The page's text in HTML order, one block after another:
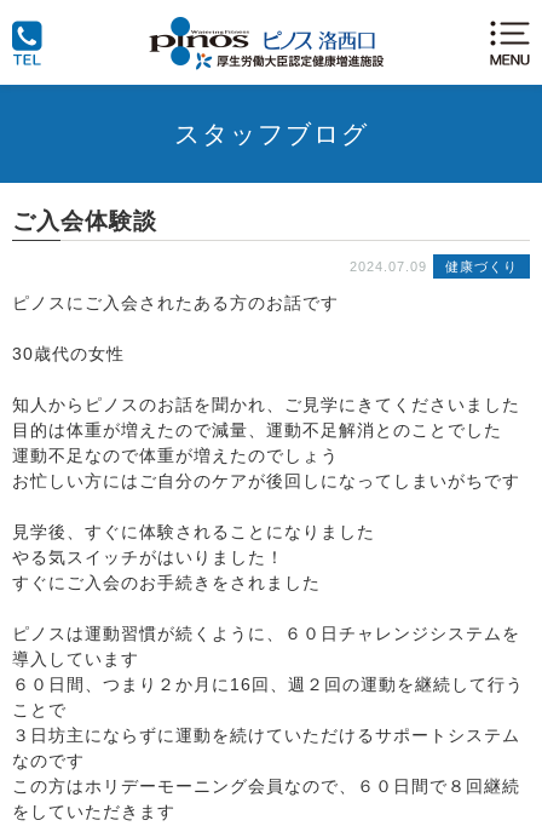
スタッフブログ
ご入会体験談
2024.07.09 健康づくり
ピノスにご入会されたある方のお話です
30歳代の女性
知人からピノスのお話を聞かれ、ご見学にきてくださいました
目的は体重が増えたので減量、運動不足解消とのことでした
運動不足なので体重が増えたのでしょう
お忙しい方にはご自分のケアが後回しになってしまいがちです
見学後、すぐに体験されることになりました
やる気スイッチがはいりました！
すぐにご入会のお手続きをされました
ピノスは運動習慣が続くように、６０日チャレンジシステムを
導入しています
６０日間、つまり２か月に16回、週２回の運動を継続して行う
ことで
３日坊主にならずに運動を続けていただけるサポートシステム
なのです
この方はホリデーモーニング会員なので、６０日間で８回継続
をしていただきます